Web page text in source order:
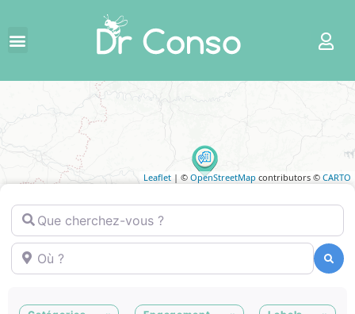
Leaflet | © OpenStreetMap contributors © CARTO
Que cherchez-vous ?
Où ?